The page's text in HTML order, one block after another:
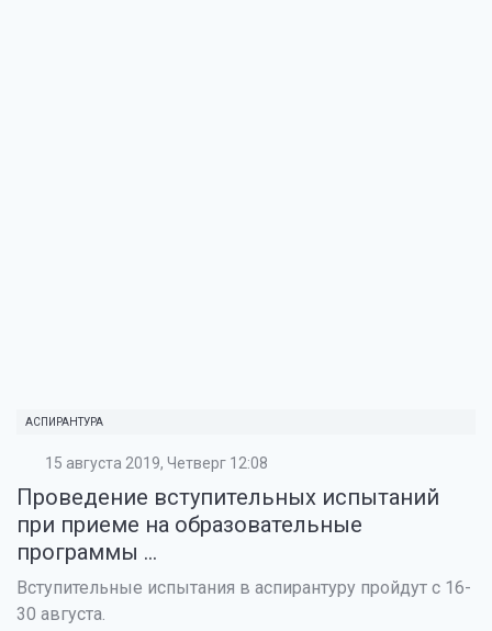
АСПИРАНТУРА
15 августа 2019, Четверг 12:08
Проведение вступительных испытаний
при приеме на образовательные
программы ...
Вступительные испытания в аспирантуру пройдут с 16-
30 августа.